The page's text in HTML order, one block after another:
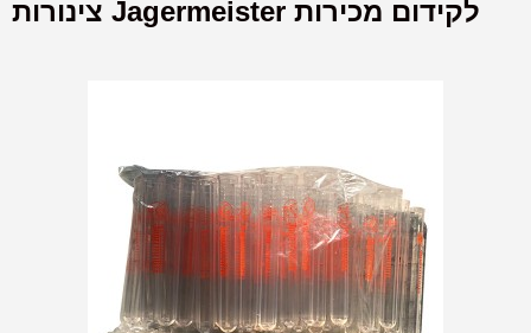
צינורות Jagermeister לקידום מכירות